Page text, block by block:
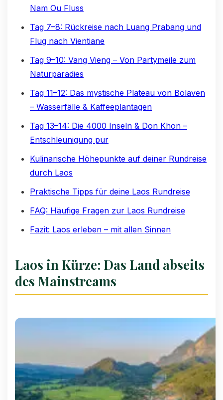
Nam Ou Fluss
Tag 7–8: Rückreise nach Luang Prabang und
Flug nach Vientiane
Tag 9–10: Vang Vieng – Von Partymeile zum
Naturparadies
Tag 11–12: Das mystische Plateau von Bolaven
– Wasserfälle & Kaffeeplantagen
Tag 13–14: Die 4000 Inseln & Don Khon –
Entschleunigung pur
Kulinarische Höhepunkte auf deiner Rundreise
durch Laos
Praktische Tipps für deine Laos Rundreise
FAQ: Häufige Fragen zur Laos Rundreise
Fazit: Laos erleben – mit allen Sinnen
Laos in Kürze: Das Land abseits
des Mainstreams